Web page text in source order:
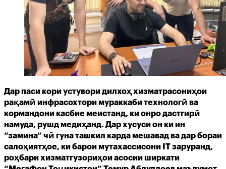
Дар паси кори устувори дилхоҳ хизматрасониҳои
рақамӣ инфрасохтори мураккаби технологӣ ва
кормандони касбие меистанд, ки онро дастгирӣ
намуда, рушд медиҳанд. Дар хусуси он ки ин
“замина” чӣ гуна ташкил карда мешавад ва дар бораи
салоҳиятҳое, ки барои мутахассисони IT заруранд,
роҳбари хизматгузориҳои асосии ширкати